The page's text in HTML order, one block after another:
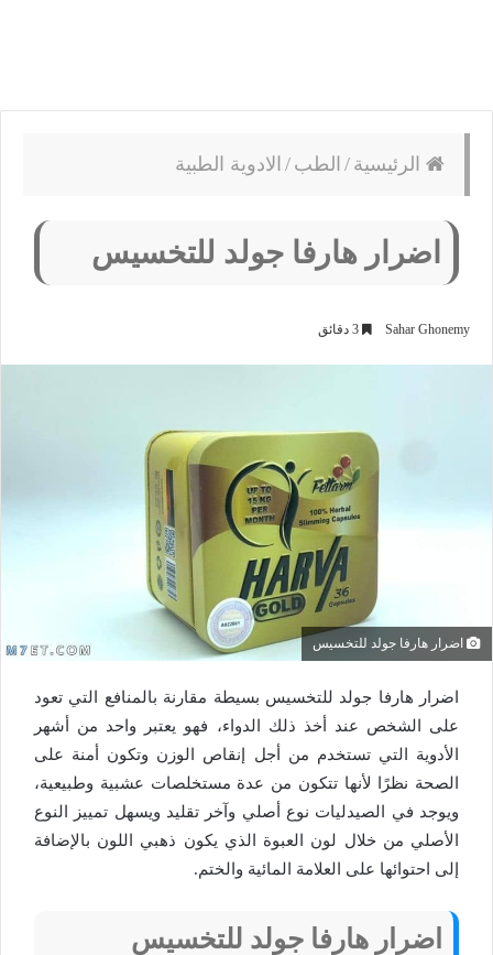
الرئيسية / الطب / الادوية الطبية
اضرار هارفا جولد للتخسيس
Sahar Ghonemy
اضرار هارفا جولد للتخسيس
اضرار هارفا جولد للتخسيس بسيطة مقارنة بالمنافع التي تعود
على الشخص عند أخذ ذلك الدواء، فهو يعتبر واحد من أشهر
الأدوية التي تستخدم من أجل إنقاص الوزن وتكون أمنة على
الصحة نظرًا لأنها تتكون من عدة مستخلصات عشبية وطبيعية،
ويوجد في الصيدليات نوع أصلي وآخر تقليد ويسهل تمييز النوع
الأصلي من خلال لون العبوة الذي يكون ذهبي اللون بالإضافة
إلى احتوائها على العلامة المائية والختم.
اضرار هارفا جولد للتخسيس